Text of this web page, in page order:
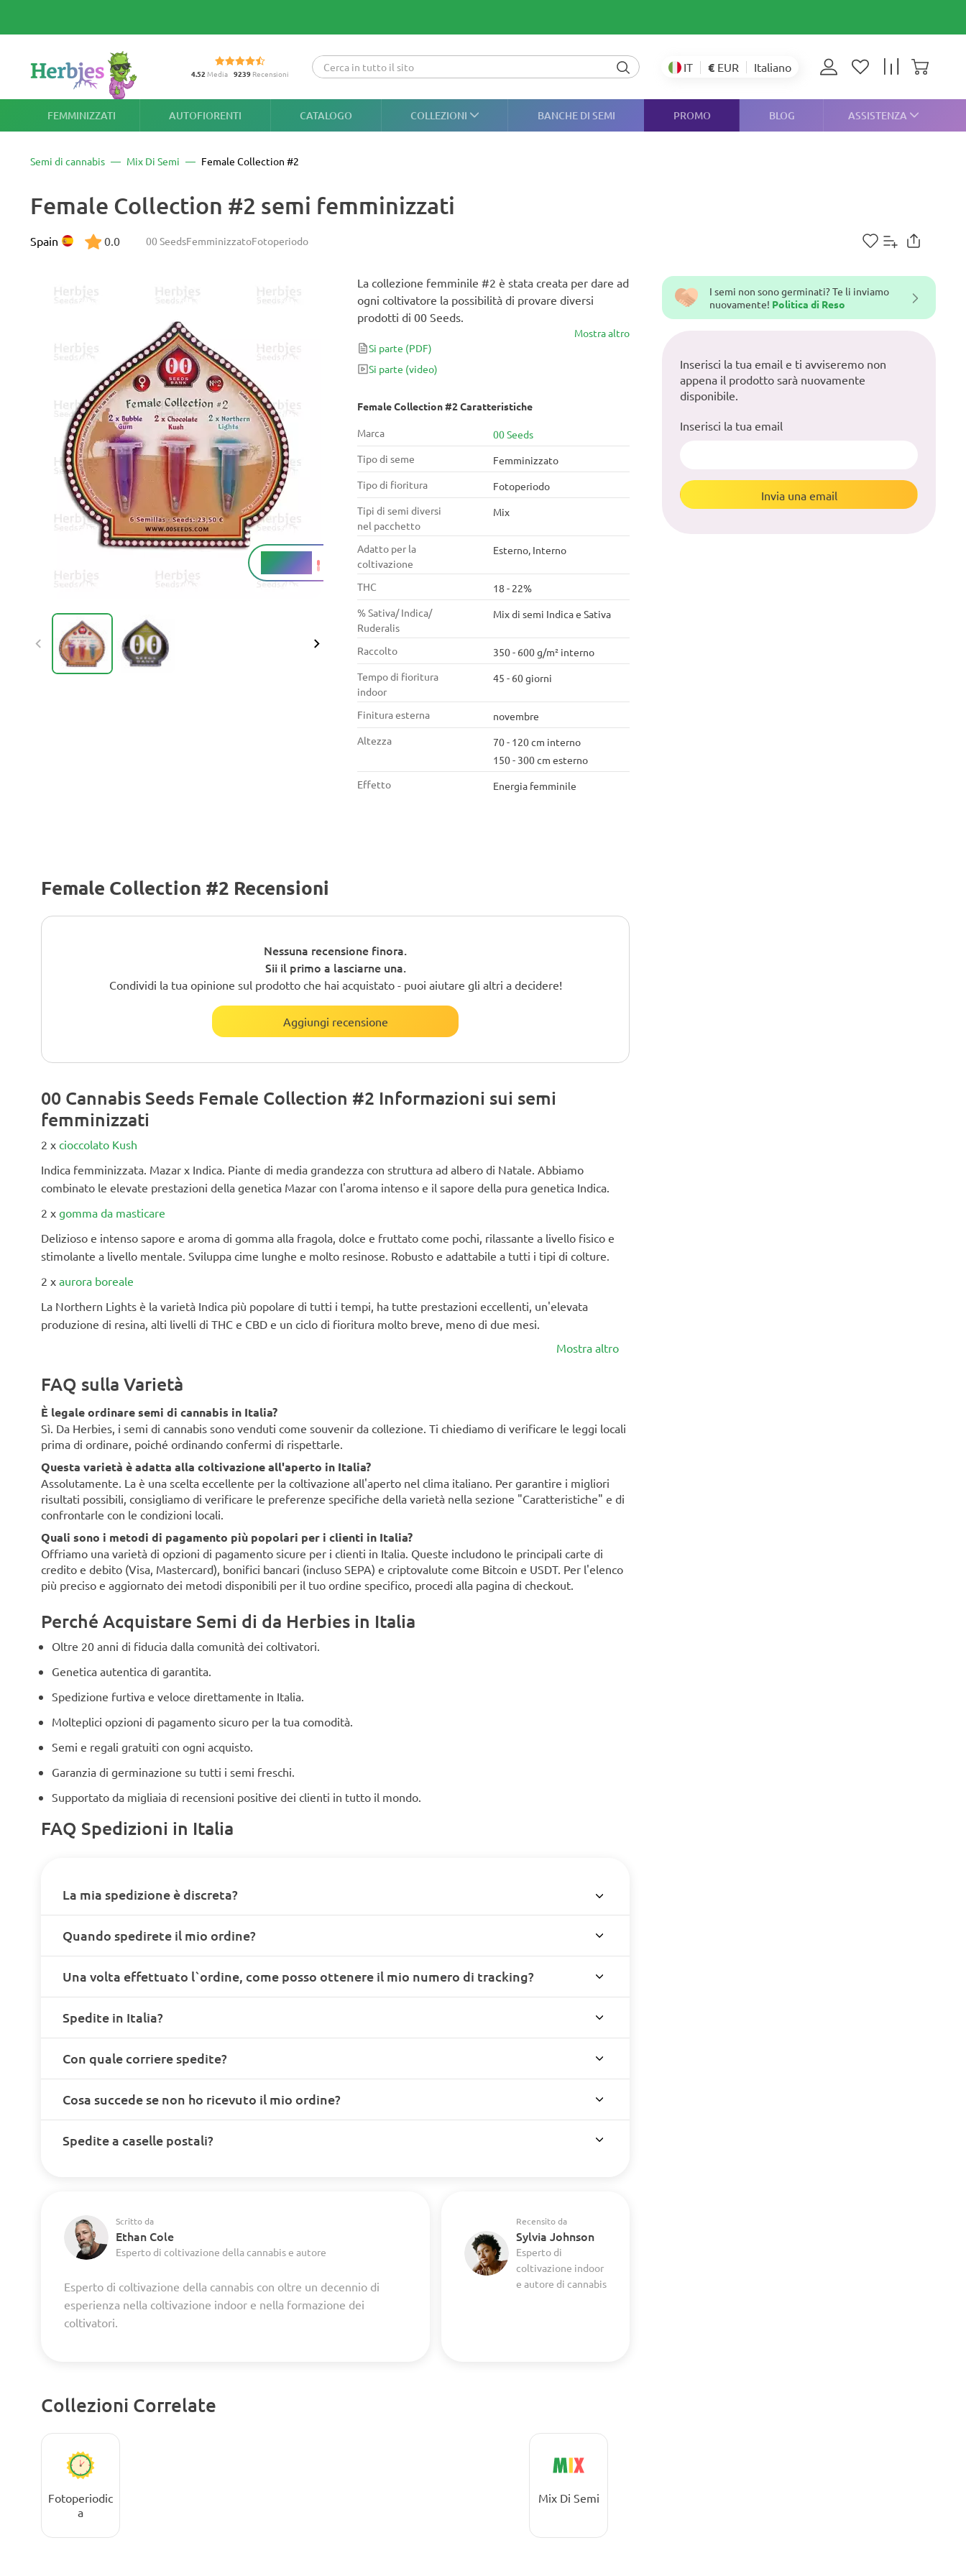
4.52 Media 9239 Recensioni IT € EUR Italiano
FEMMINIZZATI AUTOFIORENTI CATALOGO COLLEZIONI BANCHE DI SEMI PROMO BLOG ASSISTENZA
Semi di cannabis Mix Di Semi Female Collection #2
18 - 22%
THC
Female Collection #2 semi femminizzati
00 SeedsFemminizzatoFotoperiodo
Spain 0.0
Female Collection #2 Caratteristiche
Marca
00 Seeds
Tipo di seme
Femminizzato
Tipo di fioritura
Fotoperiodo
Tipi di semi diversi
nel pacchetto
Mix
Adatto per la
coltivazione
Esterno, Interno
THC
18 - 22%
% Sativa/ Indica/
Ruderalis
Mix di semi Indica e Sativa
Raccolto
350 - 600 g/m² interno
Tempo di fioritura
indoor
45 - 60 giorni
Finitura esterna
novembre
Altezza
70 - 120 cm interno
150 - 300 cm esterno
Effetto
Energia femminile
Female Collection #2 Recensioni
Nessuna recensione finora.
Sii il primo a lasciarne una.
Condividi la tua opinione sul prodotto che hai acquistato - puoi aiutare gli altri a decidere!
Aggiungi recensione
La collezione femminile #2 è stata creata per dare ad
ogni coltivatore la possibilità di provare diversi
prodotti di 00 Seeds.
Mostra altro
Si parte (PDF)
Si parte (video)
00 Cannabis Seeds Female Collection #2 Informazioni sui semi
femminizzati
2 x cioccolato Kush
Indica femminizzata. Mazar x Indica. Piante di media grandezza con struttura ad albero di Natale. Abbiamo
combinato le elevate prestazioni della genetica Mazar con l'aroma intenso e il sapore della pura genetica Indica.
2 x gomma da masticare
Delizioso e intenso sapore e aroma di gomma alla fragola, dolce e fruttato come pochi, rilassante a livello fisico e
stimolante a livello mentale. Sviluppa cime lunghe e molto resinose. Robusto e adattabile a tutti i tipi di colture.
2 x aurora boreale
La Northern Lights è la varietà Indica più popolare di tutti i tempi, ha tutte prestazioni eccellenti, un'elevata
produzione di resina, alti livelli di THC e CBD e un ciclo di fioritura molto breve, meno di due mesi.
Mostra altro
FAQ sulla Varietà
È legale ordinare semi di cannabis in Italia?
Sì. Da Herbies, i semi di cannabis sono venduti come souvenir da collezione. Ti chiediamo di verificare le leggi locali
prima di ordinare, poiché ordinando confermi di rispettarle.
Questa varietà è adatta alla coltivazione all'aperto in Italia?
Assolutamente. La è una scelta eccellente per la coltivazione all'aperto nel clima italiano. Per garantire i migliori
risultati possibili, consigliamo di verificare le preferenze specifiche della varietà nella sezione "Caratteristiche" e di
confrontarle con le condizioni locali.
Quali sono i metodi di pagamento più popolari per i clienti in Italia?
Offriamo una varietà di opzioni di pagamento sicure per i clienti in Italia. Queste includono le principali carte di
credito e debito (Visa, Mastercard), bonifici bancari (incluso SEPA) e criptovalute come Bitcoin e USDT. Per l'elenco
più preciso e aggiornato dei metodi disponibili per il tuo ordine specifico, procedi alla pagina di checkout.
Perché Acquistare Semi di da Herbies in Italia
Oltre 20 anni di fiducia dalla comunità dei coltivatori.
Genetica autentica di garantita.
Spedizione furtiva e veloce direttamente in Italia.
Molteplici opzioni di pagamento sicuro per la tua comodità.
Semi e regali gratuiti con ogni acquisto.
Garanzia di germinazione su tutti i semi freschi.
Supportato da migliaia di recensioni positive dei clienti in tutto il mondo.
FAQ Spedizioni in Italia
La mia spedizione è discreta?
Quando spedirete il mio ordine?
Una volta effettuato l`ordine, come posso ottenere il mio numero di tracking?
Spedite in Italia?
Con quale corriere spedite?
Cosa succede se non ho ricevuto il mio ordine?
Spedite a caselle postali?
Scritto da
Ethan Cole
Esperto di coltivazione della cannabis e autore
Esperto di coltivazione della cannabis con oltre un decennio di
esperienza nella coltivazione indoor e nella formazione dei
coltivatori.
Recensito da
Sylvia Johnson
Esperto di
coltivazione indoor
e autore di cannabis
Collezioni Correlate
Fotoperiodic
a
Mix Di Semi
I semi non sono germinati? Te li inviamo
nuovamente! Politica di Reso
Inserisci la tua email e ti avviseremo non
appena il prodotto sarà nuovamente
disponibile.
Inserisci la tua email
Invia una email